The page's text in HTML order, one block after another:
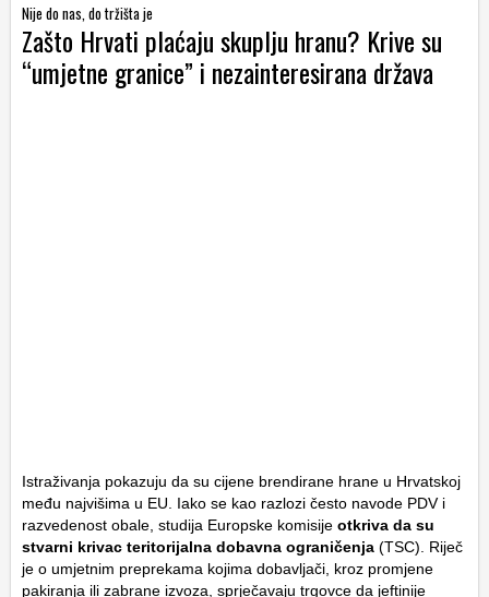
Nije do nas, do tržišta je
Zašto Hrvati plaćaju skuplju hranu? Krive su
“umjetne granice” i nezainteresirana država
Istraživanja pokazuju da su cijene brendirane hrane u Hrvatskoj
među najvišima u EU. Iako se kao razlozi često navode PDV i
razvedenost obale, studija Europske komisije otkriva da su
stvarni krivac teritorijalna dobavna ograničenja (TSC). Riječ
je o umjetnim preprekama kojima dobavljači, kroz promjene
pakiranja ili zabrane izvoza, sprječavaju trgovce da jeftinije